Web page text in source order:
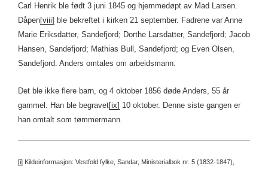
Carl Henrik ble født 3 juni 1845 og hjemmedøpt av Mad Larsen.
Dåpen[viii] ble bekreftet i kirken 21 september. Fadrene var Anne
Marie Eriksdatter, Sandefjord; Dorthe Larsdatter, Sandefjord; Jacob
Hansen, Sandefjord; Mathias Bull, Sandefjord; og Even Olsen,
Sandefjord. Anders omtales om arbeidsmann.
Det ble ikke flere barn, og 4 oktober 1856 døde Anders, 55 år
gammel. Han ble begravet[ix] 10 oktober. Denne siste gangen er
han omtalt som tømmermann.
[i] Kildeinformasjon: Vestfold fylke, Sandar, Ministerialbok nr. 5 (1832-1847),